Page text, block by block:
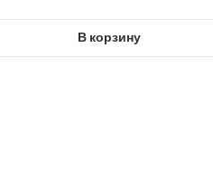
В корзину